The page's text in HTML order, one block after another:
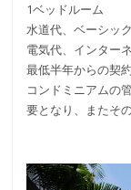
1ベッドルーム
水道代、ベーシッ
電気代、インター
最低半年からの契
コンドミニアムの
要となり、またそ